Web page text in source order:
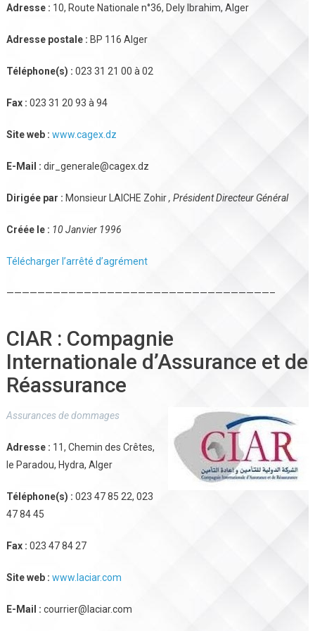
Adresse : 10, Route Nationale n°36, Dely Ibrahim, Alger
Adresse postale : BP 116 Alger
Téléphone(s) : 023 31 21 00 à 02
Fax : 023 31 20 93 à 94
Site web : www.cagex.dz
E-Mail : dir_generale@cagex.dz
Dirigée par : Monsieur LAICHE Zohir, Président Directeur Général
Créée le : 10 Janvier 1996
Télécharger l’arrêté d’agrément
——————————————————————————————————–
CIAR : Compagnie
Internationale d’Assurance et de
Réassurance
Assurances de dommages
Adresse : 11, Chemin des Crêtes,
le Paradou, Hydra, Alger
Téléphone(s) : 023 47 85 22, 023
47 84 45
Fax : 023 47 84 27
Site web : www.laciar.com
E-Mail : courrier@laciar.com